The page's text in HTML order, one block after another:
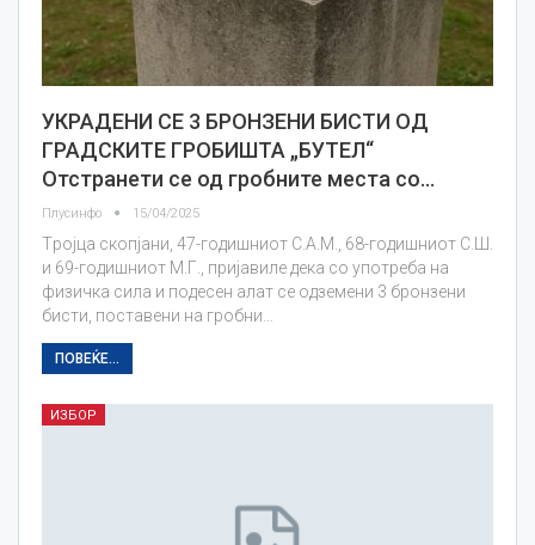
УКРАДЕНИ СЕ 3 БРОНЗЕНИ БИСТИ ОД
ГРАДСКИТЕ ГРОБИШТА „БУТЕЛ“
Отстранети се од гробните места со…
Плусинфо 15/04/2025
Tројца скопјани, 47-годишниот С.А.М., 68-годишниот С.Ш.
и 69-годишниот М.Г., пријавиле дека со употреба на
физичка сила и подесен алат се одземени 3 бронзени
бисти, поставени на гробни…
ПОВЕЌЕ...
ИЗБОР